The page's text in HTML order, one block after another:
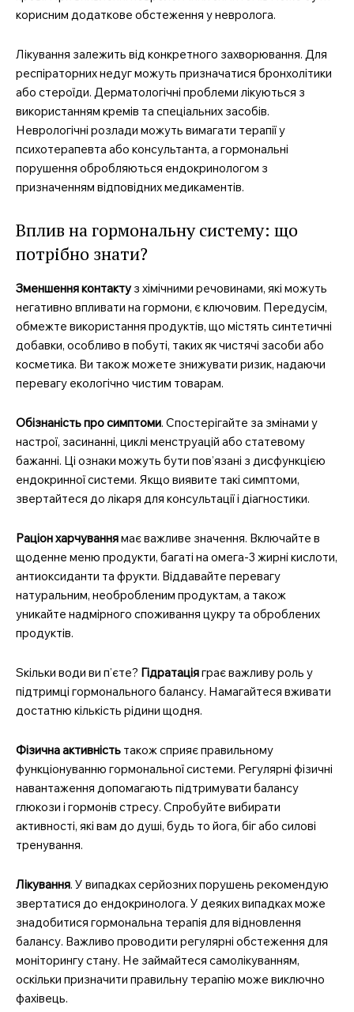
корисним додаткове обстеження у невролога.
Лікування залежить від конкретного захворювання. Для
респіраторних недуг можуть призначатися бронхолітики
або стероїди. Дерматологічні проблеми лікуються з
використанням кремів та спеціальних засобів.
Неврологічні розлади можуть вимагати терапії у
психотерапевта або консультанта, а гормональні
порушення обробляються ендокринологом з
призначенням відповідних медикаментів.
Вплив на гормональну систему: що
потрібно знати?
Зменшення контактуз хімічними речовинами, які можуть
негативно впливати на гормони, є ключовим. Передусім,
обмежте використання продуктів, що містять синтетичні
добавки, особливо в побуті, таких як чистячі засоби або
косметика. Ви також можете знижувати ризик, надаючи
перевагу екологічно чистим товарам.
Обізнаність про симптоми. Спостерігайте за змінами у
настрої, засинанні, циклі менструацій або статевому
бажанні. Ці ознаки можуть бути пов’язані з дисфункцією
ендокринної системи. Якщо виявите такі симптоми,
звертайтеся до лікаря для консультації і діагностики.
Раціон харчуваннямає важливе значення. Включайте в
щоденне меню продукти, багаті на омега-3 жирні кислоти,
антиоксиданти та фрукти. Віддавайте перевагу
натуральним, необробленим продуктам, а також
уникайте надмірного споживання цукру та оброблених
продуктів.
Sкільки води ви п’єте? Гідратаціяграє важливу роль у
підтримці гормонального балансу. Намагайтеся вживати
достатню кількість рідини щодня.
Фізична активність також сприяє правильному
функціонуванню гормональної системи. Регулярні фізичні
навантаження допомагають підтримувати балансу
глюкози і гормонів стресу. Спробуйте вибирати
активності, які вам до душі, будь то йога, біг або силові
тренування.
Лікування. У випадках серйозних порушень рекомендую
звертатися до ендокринолога. У деяких випадках може
знадобитися гормональна терапія для відновлення
балансу. Важливо проводити регулярні обстеження для
моніторингу стану. Не займайтеся самолікуванням,
оскільки призначити правильну терапію може виключно
фахівець.